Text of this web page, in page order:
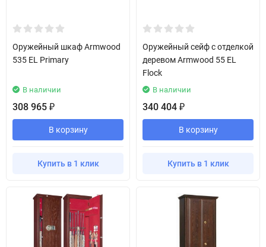
Оружейный шкаф Armwood
535 EL Primary
В наличии
308 965 ₽
В корзину
Купить в 1 клик
Оружейный сейф с отделкой
деревом Armwood 55 EL
Flock
В наличии
340 404 ₽
В корзину
Купить в 1 клик